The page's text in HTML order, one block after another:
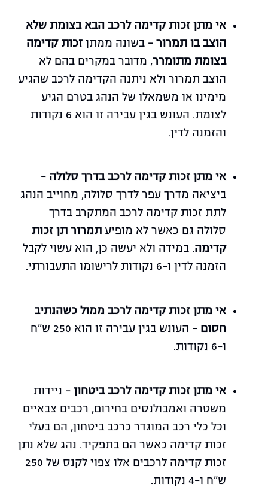
אי מתן זכות קדימה לרכב הבא בצומת שלא
הוצב בו תמרור – בשונה ממתן זכות קדימה
בצומת מתומרר, מדובר במקרים בהם לא
הוצב תמרור ולא ניתנה הקדימה לרכב שהגיע
מימינו או משמאלו של הנהג בטרם הגיע
לצומת. העונש בגין עבירה זו הוא 6 נקודות
והזמנה לדין.
אי מתן זכות קדימה לרכב בדרך סלולה –
ביציאה מדרך עפר לדרך סלולה, מחוייב הנהג
לתת זכות קדימה לרכב המתקרב בדרך
סלולה גם כאשר לא מופיע תמרור תן זכות
קדימה. במידה ולא יעשה כן, הוא עשוי לקבל
הזמנה לדין ו-6 נקודות לרישומו התעבורתי.
אי מתן זכות קדימה לרכב ממול כשהנתיב
חסום
– העונש בגין עבירה זו הוא 250 ש"ח
ו-6 נקודות.
אי מתן זכות קדימה לרכב ביטחון – ניידות
משטרה ואמבולנסים בחירום, רכבים צבאיים
וכל כלי רכב המוגדר כרכב ביטחון, הם בעלי
זכות קדימה כאשר הם בתפקיד. נהג שלא נתן
זכות קדימה לרכבים אלו צפוי לקנס של 250
ש"ח ו-4 נקודות.